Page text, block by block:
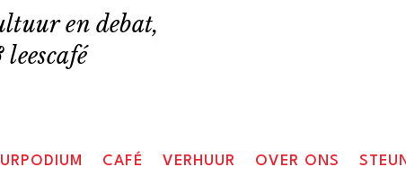
en debat,
CAFÉ VERHUUR OVER ONS